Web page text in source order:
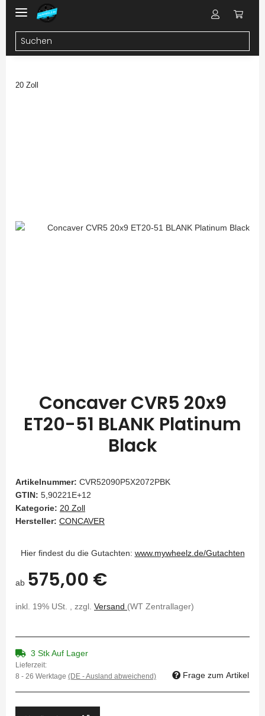
20 Zoll
Concaver CVR5 20x9
ET20-51 BLANK Platinum
Black
Artikelnummer: CVR52090P5X2072PBK
GTIN: 5,90221E+12
Kategorie: 20 Zoll
Hersteller: CONCAVER
Hier findest du die Gutachten: www.mywheelz.de/Gutachten
ab 575,00 €
inkl. 19% USt. , zzgl. Versand (WT Zentrallager)
3 Stk Auf Lager
Lieferzeit:
8 - 26 Werktage (DE - Ausland abweichend) Frage zum Artikel